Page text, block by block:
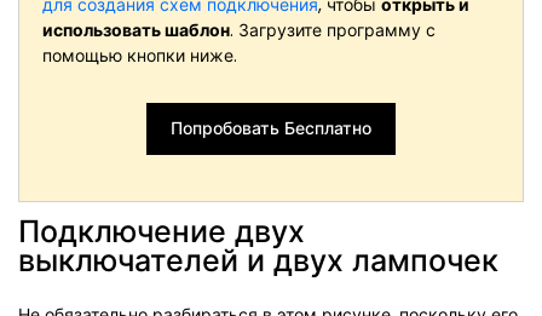
использовать шаблон. Загрузите программу с
помощью кнопки ниже.
Попробовать Бесплатно
Подключение двух
выключателей и двух лампочек